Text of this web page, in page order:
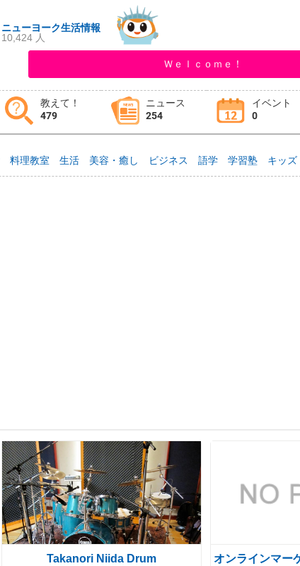
ニューヨーク生活情報
10,424 人
Ｗｅｌｃｏｍｅ！
教えて！
479
ニュース
254
イベント
0
料理教室 生活 美容・癒し ビジネス 語学 学習塾 キッズ
Takanori Niida Drum オンラインマー